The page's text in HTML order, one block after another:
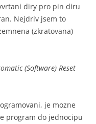
diry pro pin diru
Nejdriv jsem to
(zkratovana)
(Software) Reset
je mozne
program do jednocipu